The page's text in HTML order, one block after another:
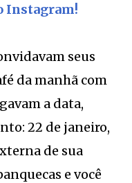
Instagram!
seus
da manhã com
a data,
22 de janeiro,
de sua
e você